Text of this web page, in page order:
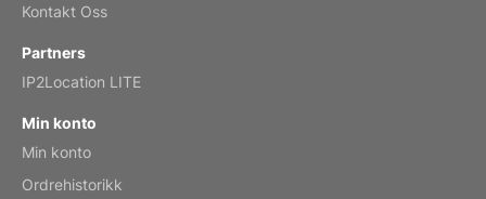
Reviewed
Kontakt Oss
Partners
IP2Location LITE
Min konto
Min konto
Ordrehistorikk